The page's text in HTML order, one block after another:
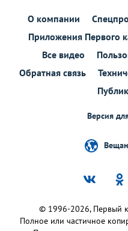
О компании
Приложения Первого
Все видео
Обратная связь
Версия
© 1996-2026, Первый
Полное или частичное